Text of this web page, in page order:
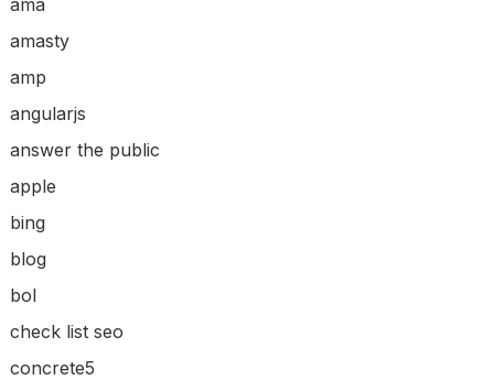
amasty
amp
angularjs
answer the public
apple
bing
blog
bol
check list seo
concrete5